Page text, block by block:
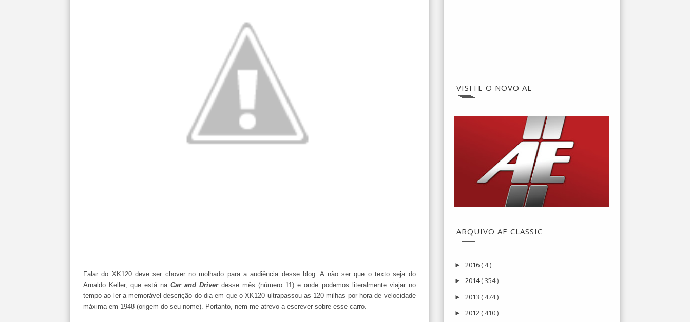
Falar do XK120 deve ser chover no molhado para a audiência desse blog. A não ser que o texto seja do
Arnaldo Keller, que está naCar and Driverdesse mês (número 11) e onde podemos literalmente viajar no
tempo ao ler a memorável descrição do dia em que o XK120 ultrapassou as 120 milhas por hora de velocidade
máxima em 1948 (origem do seu nome). Portanto, nem me atrevo a escrever sobre esse carro.
VISITE O NOVO AE
ARQUIVO AE CLASSIC
► 2016 ( 4 )
► 2014( 354 )
► 2013 ( 474 )
► 2012 ( 410 )